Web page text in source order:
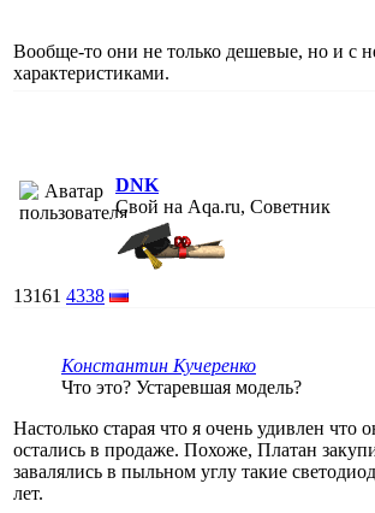
Вообще-то они не только дешевые, но и с
характеристиками.
DNK
Свой на Aqa.ru, Советник
13161 4338
Константин Кучеренко
Что это? Устаревшая модель?
Настолько старая что я очень удивлен что
остались в продаже. Похоже, Платан
завалялись в пыльном углу такие
лет.